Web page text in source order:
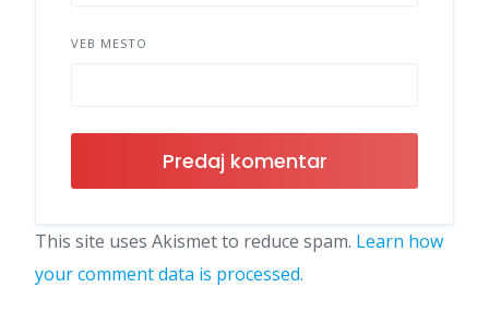
VEB MESTO
This site uses Akismet to reduce spam. Learn how
your comment data is processed.